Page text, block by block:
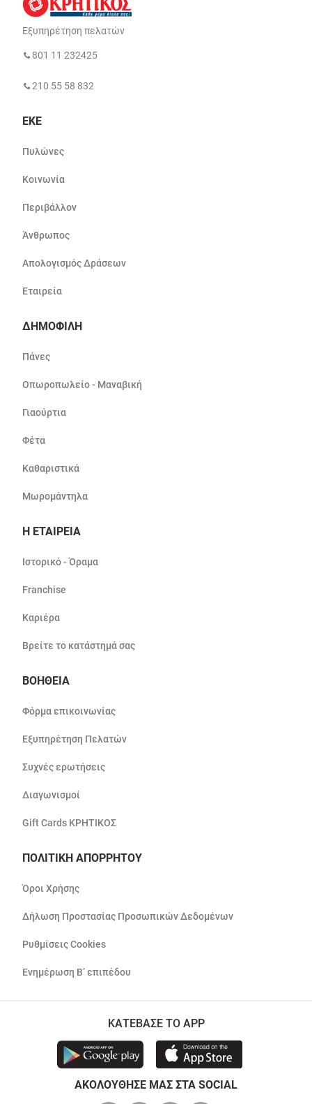
Εξυπηρέτηση πελατών
801 11 232425
210 55 58 832
ΕΚΕ
Πυλώνες
Κοινωνία
Περιβάλλον
Άνθρωπος
Απολογισμός Δράσεων
Εταιρεία
ΔΗΜΟΦΙΛΗ
Πάνες
Οπωροπωλείο - Μαναβική
Γιαούρτια
Φέτα
Καθαριστικά
Μωρομάντηλα
Η ΕΤΑΙΡΕΙΑ
Ιστορικό - Όραμα
Franchise
Καριέρα
Βρείτε το κατάστημά σας
ΒΟΗΘΕΙΑ
Φόρμα επικοινωνίας
Εξυπηρέτηση Πελατών
Συχνές ερωτήσεις
Διαγωνισμοί
Gift Cards ΚΡΗΤΙΚΟΣ
ΠΟΛΙΤΙΚΗ ΑΠΟΡΡΗΤΟΥ
Όροι Χρήσης
Δήλωση Προστασίας Προσωπικών Δεδομένων
Ρυθμίσεις Cookies
Ενημέρωση Β’ επιπέδου
ΚΑΤΕΒΑΣΕ ΤΟ APP
ΑΚΟΛΟΥΘΗΣΕ ΜΑΣ ΣΤΑ SOCIAL